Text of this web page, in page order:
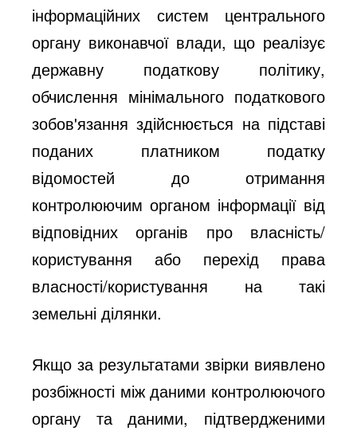
інформаційних систем центрального
органу виконавчої влади, що реалізує
державну податкову політику,
обчислення мінімального податкового
зобов'язання здійснюється на підставі
поданих платником податку
відомостей до отримання
контролюючим органом інформації від
відповідних органів про власність/
користування або перехід права
власності/користування на такі
земельні ділянки.
Якщо за результатами звірки виявлено
розбіжності між даними контролюючого
органу та даними, підтвердженими